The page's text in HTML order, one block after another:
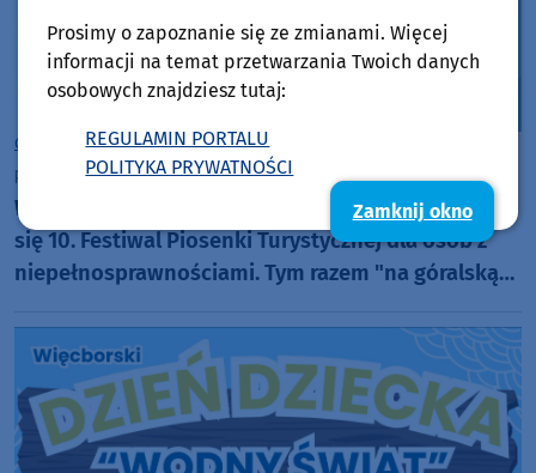
Gmina Więcbork
poniedziałek, 8 czerwca 2026, 10:32
W najbliższą środę (10.06) w Więcborku odbędzie
się 10. Festiwal Piosenki Turystycznej dla osób z
niepełnosprawnościami. Tym razem "na góralską
Prosimy o zapoznanie się ze zmianami. Więcej
informacji na temat przetwarzania Twoich danych
osobowych znajdziesz tutaj:
REGULAMIN PORTALU
POLITYKA PRYWATNOŚCI
Zamknij okno